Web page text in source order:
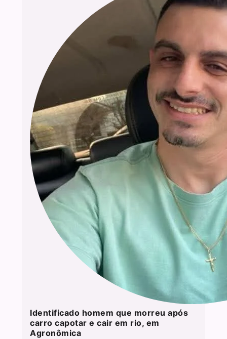
Identificado homem que morreu após
carro capotar e cair em rio, em
Agronômica